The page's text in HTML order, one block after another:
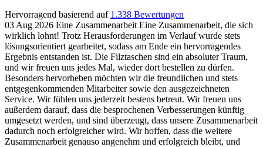
Hervorragend basierend auf 1.338 Bewertungen
03 Aug 2026 Eine Zusammenarbeit Eine Zusammenarbeit, die sich
wirklich lohnt! Trotz Herausforderungen im Verlauf wurde stets
lösungsorientiert gearbeitet, sodass am Ende ein hervorragendes
Ergebnis entstanden ist. Die Filztaschen sind ein absoluter Traum,
und wir freuen uns jedes Mal, wieder dort bestellen zu dürfen.
Besonders hervorheben möchten wir die freundlichen und stets
entgegenkommenden Mitarbeiter sowie den ausgezeichneten
Service. Wir fühlen uns jederzeit bestens betreut. Wir freuen uns
außerdem darauf, dass die besprochenen Verbesserungen künftig
umgesetzt werden, und sind überzeugt, dass unsere Zusammenarbeit
dadurch noch erfolgreicher wird. Wir hoffen, dass die weitere
Zusammenarbeit genauso angenehm und erfolgreich bleibt, und